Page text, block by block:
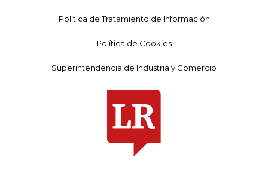
Política de Tratamiento de Información
Política de Cookies
Superintendencia de Industria y Comercio